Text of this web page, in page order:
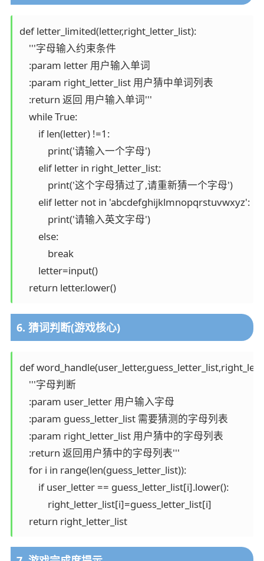
def letter_limited(letter,right_letter_list):
    '''字母输入约束条件
    :param letter 用户输入单词
    :param right_letter_list 用户猜中单词列表
    :return 返回 用户输入单词'''
    while True:
        if len(letter) !=1:
            print('请输入一个字母')
        elif letter in right_letter_list:
            print('这个字母猜过了,请重新猜一个字母')
        elif letter not in 'abcdefghijklmnopqrstuvwxyz':
            print('请输入英文字母')
        else:
            break
        letter=input()
    return letter.lower()
6. 猜词判断(游戏核心)
def
'''字母判断
:param user_letter 用户输入字母
:param guess_letter_list 需要猜测的字母列表
:param right_letter_list 用户猜中的字母列表
:return 返回用户猜中的字母列表'''
for i in range(len(guess_letter_list)):
if user_letter == guess_letter_list[i].lower():
right_letter_list[i]=guess_letter_list[i]
return right_letter_list